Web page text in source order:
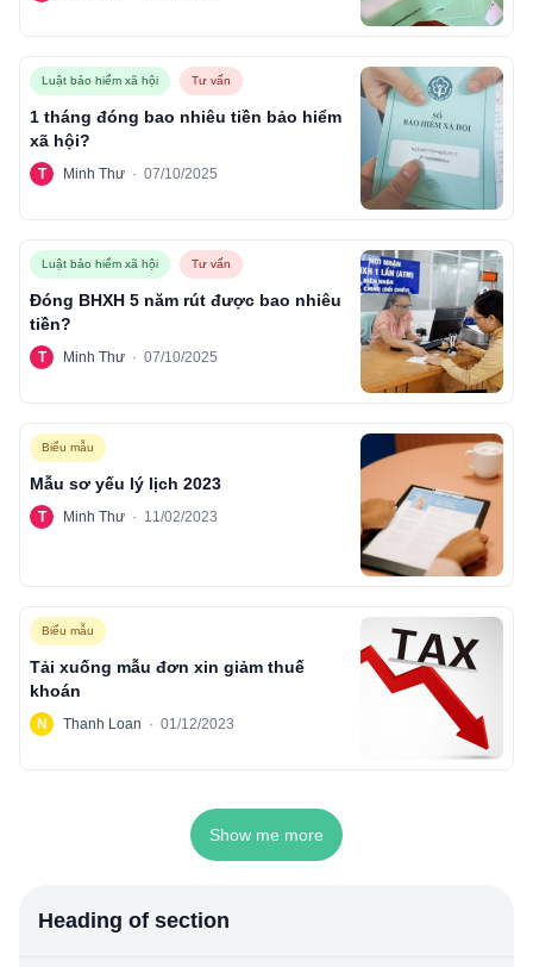
Luật bảo hiểm xã hội Tư vấn
1 tháng đóng bao nhiêu tiền bảo hiểm
xã hội?
T Minh Thư · 07/10/2025
Luật bảo hiểm xã hội Tư vấn
Đóng BHXH 5 năm rút được bao nhiêu
tiền?
T Minh Thư · 07/10/2025
Biểu mẫu
Mẫu sơ yếu lý lịch 2023
T Minh Thư · 11/02/2023
Biểu mẫu
Tải xuống mẫu đơn xin giảm thuế
khoán
N Thanh Loan · 01/12/2023
Show me more
Heading of section